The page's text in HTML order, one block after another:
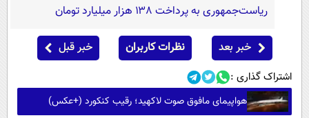
ریاست‌جمهوری به پرداخت ۱۳۸ هزار میلیارد تومان
خبر بعد نظرات کاربران خبر قبل
اشتراک گذاری :
هواپیمای مافوق صوت لاکهید؛ رقیب کنکورد (+عکس)